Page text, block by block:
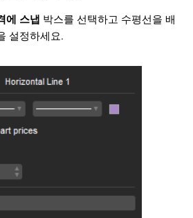
에 스냅 박스를 선택하고 수평선을 배
설정하세요.